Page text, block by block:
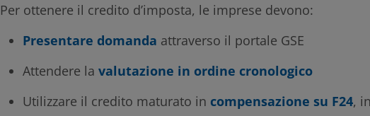
Per ottenere il credito d’imposta, le imprese devono:
Presentare domanda attraverso il portale GSE
Attendere la valutazione in ordine cronologico
Utilizzare il credito maturato in compensazione su F24, in